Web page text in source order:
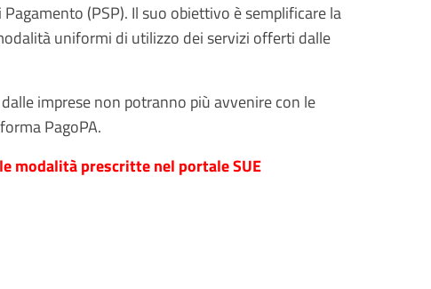
(PSP). Il suo obiettivo è semplificare la
uniformi di utilizzo dei servizi offerti dalle
imprese non potranno più avvenire con le
PagoPA.
modalità prescritte nel portale SUE